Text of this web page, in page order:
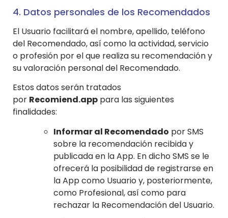
4. Datos personales de los Recomendados
El Usuario facilitará el nombre, apellido, teléfono
del Recomendado, así como la actividad, servicio
o profesión por el que realiza su recomendación y
su valoración personal del Recomendado.
Estos datos serán tratados
por Recomiend.app para las siguientes
finalidades:
Informar al Recomendado por SMS
sobre la recomendación recibida y
publicada en la App. En dicho SMS se le
ofrecerá la posibilidad de registrarse en
la App como Usuario y, posteriormente,
como Profesional, así como para
rechazar la Recomendación del Usuario.